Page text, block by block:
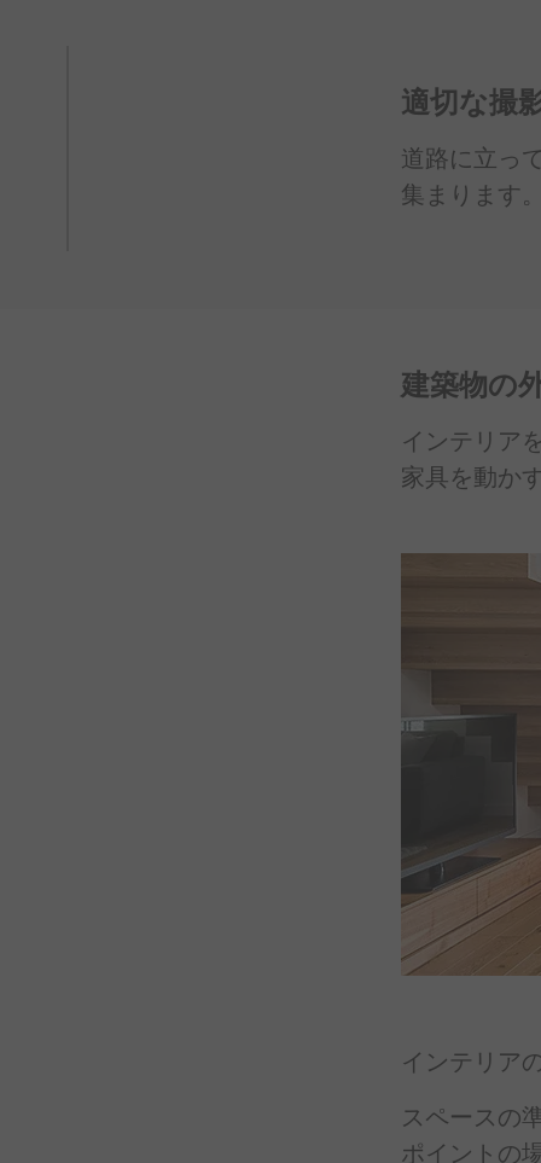
適切な撮
道路に 立っ
集まります
建築物の
インテリア
家具を動か
インテリア
スペースの
ポイントの